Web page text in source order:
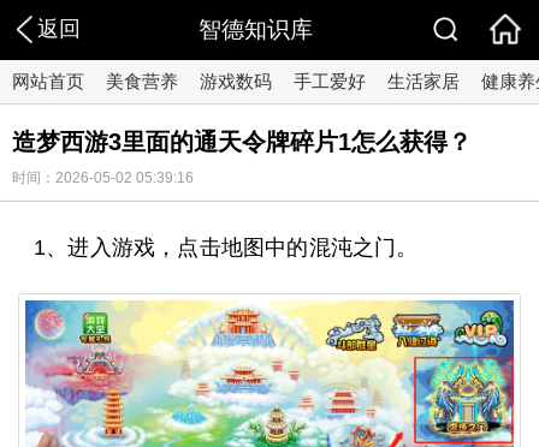
返回 智德知识库
网站首页 美食营养 游戏数码 手工爱好 生活家居 健康养
造梦西游3里面的通天令牌碎片1怎么获得？
时间：2026-05-02 05:39:16
1、进入游戏，点击地图中的混沌之门。